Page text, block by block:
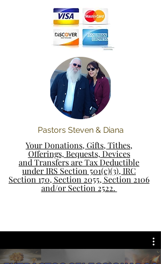
Pastors Steven & Diana
Your Donations, Gifts, Tithes,
Offerings, Bequests, Devices
and Transfers are Tax Deductible
under IRS Section 501(c)(3), IRC
Section 170, Section 2055, Section 2106
and/or Section 2522.